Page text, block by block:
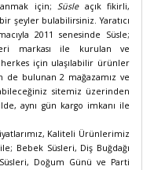
için;Süsleaçık fikirli,
şeyler bulabilirsiniz. Yaratıcı
2011 senesinde Süsle;
markası ile kurulan ve
herkes için ulaşılabilir ürünler
de bulunan 2 mağazamız ve
sitemiz üzerinden
aynı gün kargo imkanı ile
Kaliteli Ürünlerimiz
Bebek Süsleri, Diş Buğdağı
Doğum Günü ve Parti